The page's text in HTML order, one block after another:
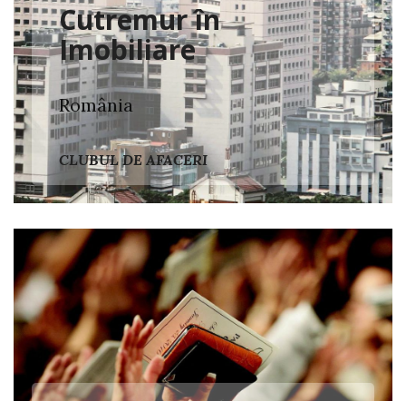
Cutremur în
Imobiliare
România
CLUBUL DE AFACERI